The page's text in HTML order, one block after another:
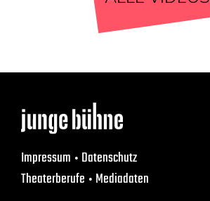
Impressum Datenschutz
Theaterberufe Mediadaten